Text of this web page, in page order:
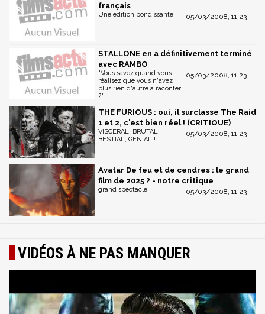
français
05/03/2008, 11:23
Une édition bondissante
STALLONE en a définitivement terminé
avec RAMBO
05/03/2008, 11:23
"Vous savez quand vous
réalisez que vous n'avez
plus rien d'autre à raconter
?"
THE FURIOUS : oui, il surclasse The Raid
1 et 2, c'est bien réel ! (CRITIQUE)
05/03/2008, 11:23
VISCERAL, BRUTAL,
BESTIAL, GENIAL !
Avatar De feu et de cendres : le grand
film de 2025 ? - notre critique
05/03/2008, 11:23
grand spectacle
VIDÉOS À NE PAS MANQUER